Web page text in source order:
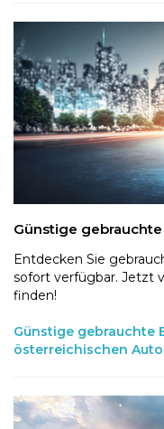
Günstige
Entdecken Sie
sofort verfügbar. Jetzt
finden!
Günstige gebrauchte
österreichischen